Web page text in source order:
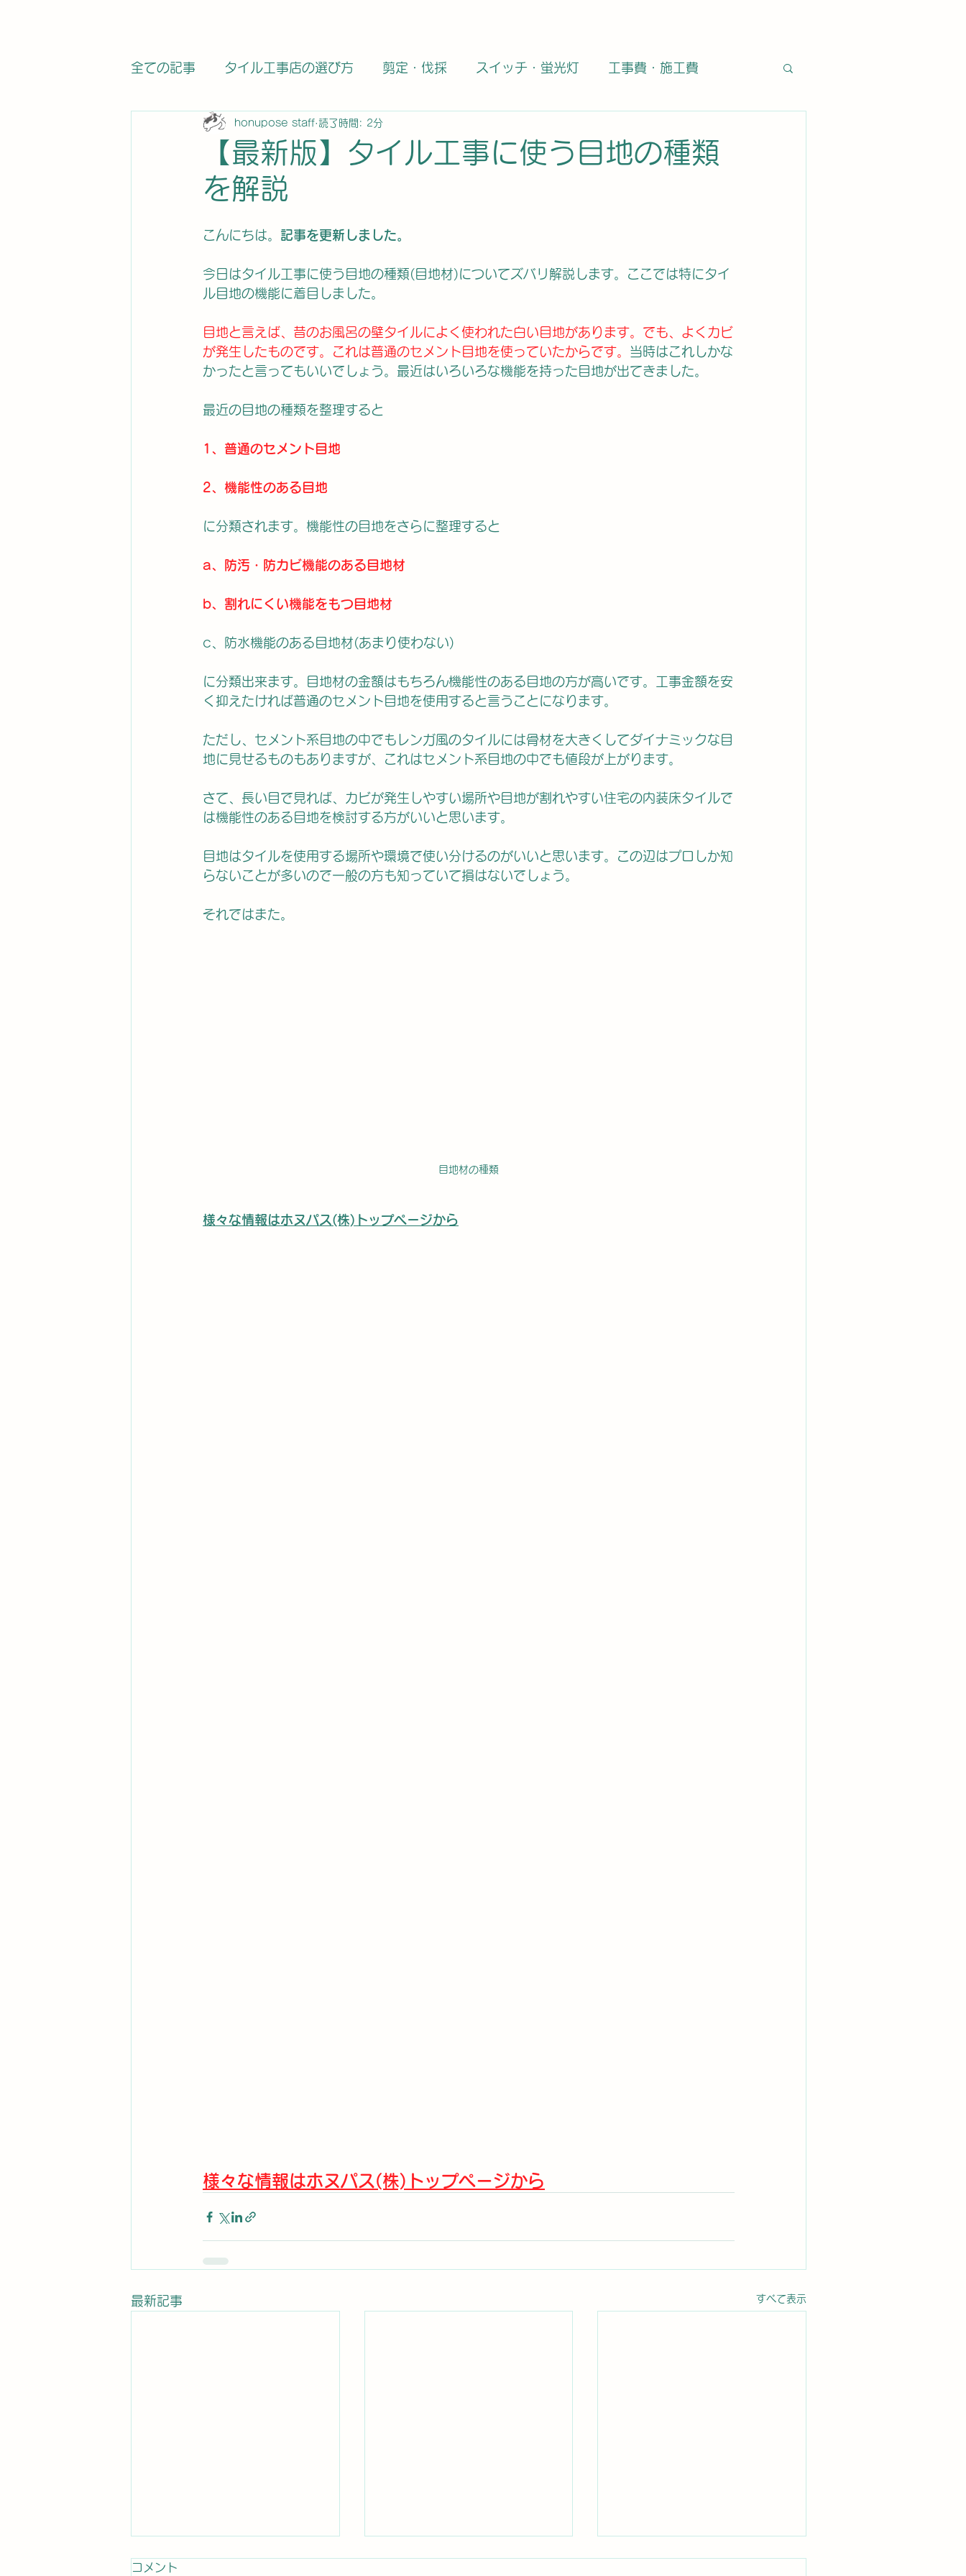
全ての記事 タイル工事店の選び方 剪定・伐採 スイッチ・蛍光灯 工事費・施工費
関連法律・基準の記事 タイル職人
求人・募集 タイル工事全般
タイルメーカー タイル商品 キャンペーン
カラットワークス 電気工事士
【最新版】タイル工事に使う目地の種類
を解説
honupose staff 読了時間: 2分
こんにちは。 記事を更新しました。
今日はタイル工事に使う目地の種類(目地材)についてズバリ解説します。ここでは特にタイ
ル目地の機能に着目しました。
目地と言えば、昔のお風呂の壁タイルによく使われた白い目地があります。でも、よくカビ
が発生したものです。これは普通のセメント目地を使っていたからです。 当時はこれしかな
かったと言ってもいいでしょう。最近はいろいろな機能を持った目地が出てきました。
最近の目地の種類を整理すると
1、普通のセメント目地
2、機能性のある目地
に分類されます。機能性の目地をさらに整理すると
a、防汚・防カビ機能のある目地材
b、割れにくい機能をもつ目地材
c、防水機能のある目地材(あまり使わない)
に分類出来ます。目地材の金額はもちろん機能性のある目地の方が高いです。工事金額を安
く抑えたければ普通のセメント目地を使用すると言うことになります。
ただし、セメント系目地の中でもレンガ風のタイルには骨材を大きくしてダイナミックな目
地に見せるものもありますが、これはセメント系目地の中でも値段が上がります。
さて、長い目で見れば、カビが発生しやすい場所や目地が割れやすい住宅の内装床タイルで
は機能性のある目地を検討する方がいいと思います。
目地はタイルを使用する場所や環境で使い分けるのがいいと思います。この辺はプロしか知
らないことが多いので一般の方も知っていて損はないでしょう。
それではまた。
目地材の種類
様々な情報はホヌパス(株)トップページから
様々な情報はホヌパス(株)トップページから
最新記事 すべて表示
コメント